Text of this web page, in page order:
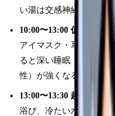
い湯は交感神経を刺激す
10:00〜13:00 仮眠（3時
アイマスク・耳栓を使
ると深い睡眠（徐波睡
性）が強くなるため注意
13:00〜13:30 起床ルーテ
浴び、冷たい水で顔を